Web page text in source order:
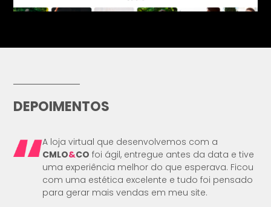
DEPOIMENTOS
A loja virtual que desenvolvemos com a
CMLO&CO foi ágil, entregue antes da data e tive
uma experiência melhor do que esperava. Ficou
com uma estética excelente e tudo foi pensado
para gerar mais vendas em meu site.